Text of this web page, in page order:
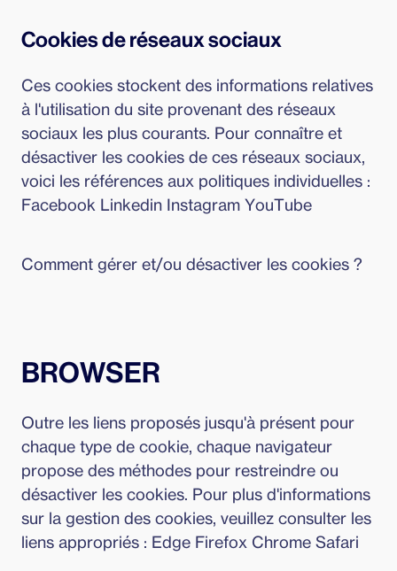
Cookies de réseaux sociaux
Ces cookies stockent des informations relatives
à l'utilisation du site provenant des réseaux
sociaux les plus courants. Pour connaître et
désactiver les cookies de ces réseaux sociaux,
voici les références aux politiques individuelles :
Facebook Linkedin Instagram YouTube
Comment gérer et/ou désactiver les cookies ?
BROWSER
Outre les liens proposés jusqu'à présent pour
chaque type de cookie, chaque navigateur
propose des méthodes pour restreindre ou
désactiver les cookies. Pour plus d'informations
sur la gestion des cookies, veuillez consulter les
liens appropriés : Edge Firefox Chrome Safari